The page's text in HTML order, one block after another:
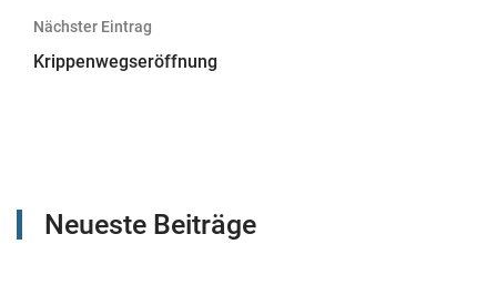
Nächster Eintrag
Krippenwegseröffnung
Neueste Beiträge